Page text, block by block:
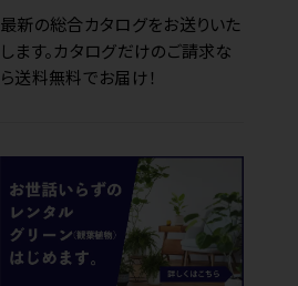
最新の総合カタログをお送りいた
します。カタログだけのご請求な
ら送料無料でお届け！